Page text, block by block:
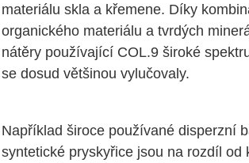
materiálu skla a křemene. Díky
organického materiálu a tvrdých
nátěry používající COL.9 široké
se dosud většinou vylučovaly.
Například široce používané disperzní
syntetické pryskyřice jsou na rozdíl od